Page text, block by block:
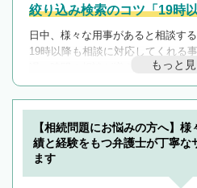
絞り込み検索のコツ「19時
日中、様々な用事があると相談す
19時以降も相談に対応してくれる
遅い時間の相談が増えそうな場合
んで検索してみましょう。
19時以降TEL
を加えて
もっと
【相続問題にお悩みの方へ】
績と経験をもつ弁護士が丁寧な
ます